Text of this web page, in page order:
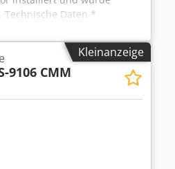
Daten *
* Stahltisch: 4000 ×
nach DIN EN ISO
* Komplette Maschine
versandbereit Im
* ZEISS
Anfrage) Zusätzliche
Kleinanzeige
9106 CMM